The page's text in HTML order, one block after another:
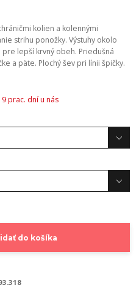
kolien a kolennými
strihu ponožky. Výstuhy okolo
lepší krvný obeh. Priedušná
a päte. Plochý šev pri línii špičky.
prac. dní u nás
do košíka